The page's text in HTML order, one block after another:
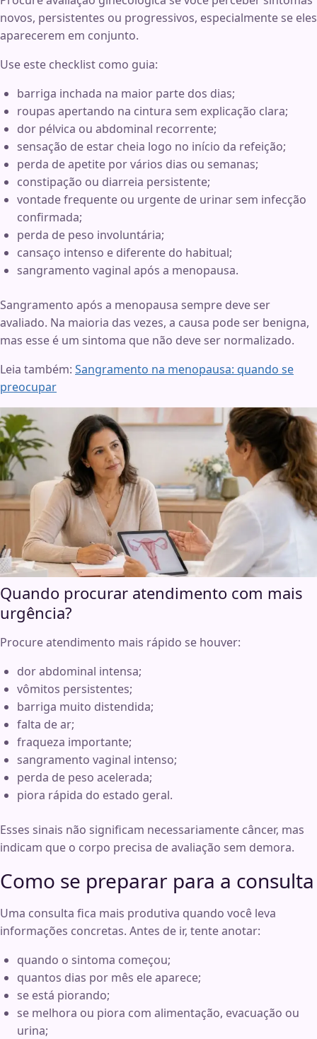
novos, persistentes ou progressivos, especialmente se eles
aparecerem em conjunto.
Use este checklist como guia:
barriga inchada na maior parte dos dias;
roupas apertando na cintura sem explicação clara;
dor pélvica ou abdominal recorrente;
sensação de estar cheia logo no início da refeição;
perda de apetite por vários dias ou semanas;
constipação ou diarreia persistente;
vontade frequente ou urgente de urinar sem infecção
confirmada;
perda de peso involuntária;
cansaço intenso e diferente do habitual;
sangramento vaginal após a menopausa.
Sangramento após a menopausa sempre deve ser
avaliado. Na maioria das vezes, a causa pode ser benigna,
mas esse é um sintoma que não deve ser normalizado.
Leia também: Sangramento na menopausa: quando se
preocupar
Quando procurar atendimento com mais
urgência?
Procure atendimento mais rápido se houver:
dor abdominal intensa;
vômitos persistentes;
barriga muito distendida;
falta de ar;
fraqueza importante;
sangramento vaginal intenso;
perda de peso acelerada;
piora rápida do estado geral.
Esses sinais não significam necessariamente câncer, mas
indicam que o corpo precisa de avaliação sem demora.
Como se preparar para a consulta
Uma consulta fica mais produtiva quando você leva
informações concretas. Antes de ir, tente anotar:
quando o sintoma começou;
quantos dias por mês ele aparece;
se está piorando;
se melhora ou piora com alimentação, evacuação ou
urina;